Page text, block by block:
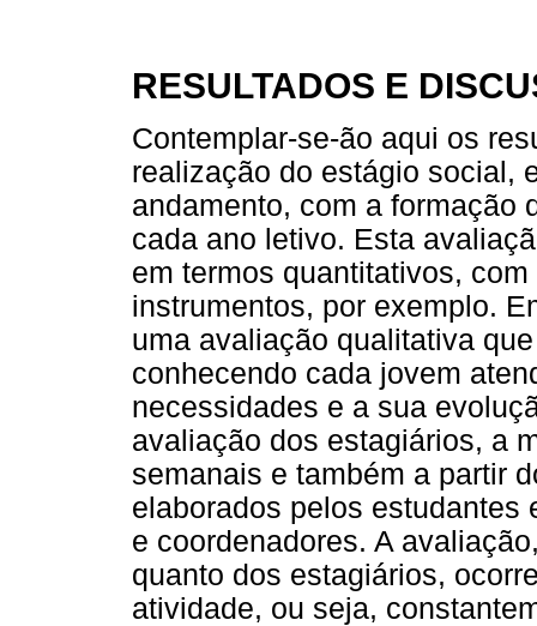
RESULTADOS E
Contemplar-se-ão aqui os
realização do estágio social,
andamento, com a formação
cada ano letivo. Esta
em termos quantitativos,
instrumentos, por exemplo.
uma avaliação qualitativa
conhecendo cada jovem
necessidades e a sua
avaliação dos estagiários, a
semanais e também a partir
elaborados pelos estudantes
e coordenadores. A
quanto dos estagiários,
atividade, ou seja,